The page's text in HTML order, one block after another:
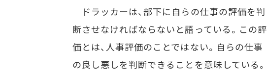
ドラッカーは、部下に自らの仕事の評価を判
断させなければならないと語っている。この評
価とは、人事評価のことではない。自らの仕事
の良し悪しを判断できることを意味している。